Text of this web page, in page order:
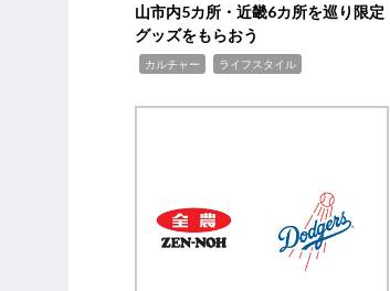
山市内5カ所・近畿6カ所を巡り限定
グッズをもらおう
カルチャー ライフスタイル